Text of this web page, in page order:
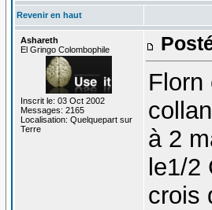
Revenir en haut
Ashareth
El Gringo Colombophile
Inscrit le: 03 Oct 2002
Messages: 2165
Localisation: Quelquepart sur
Terre
Florn
à 2
le1/
crois